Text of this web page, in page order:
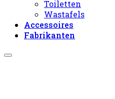
Toiletten
Wastafels
Accessoires
Fabrikanten